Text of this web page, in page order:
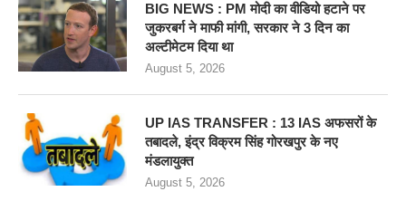
BIG NEWS : PM मोदी का वीडियो हटाने पर
जुकरबर्ग ने माफी मांगी, सरकार ने 3 दिन का
अल्टीमेटम दिया था
August 5, 2026
UP IAS TRANSFER : 13 IAS अफसरों के
तबादले, इंद्र विक्रम सिंह गोरखपुर के नए
मंडलायुक्त
August 5, 2026